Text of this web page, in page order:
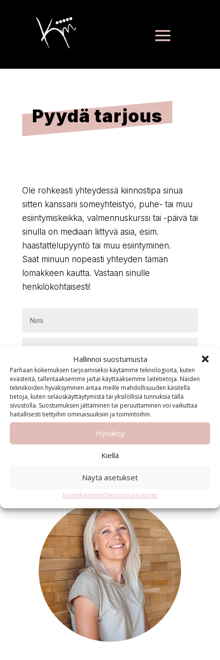
Hallinnoi suostumusta
Parhaan kokemuksen tarjoamiseksi käytämme teknologioita, kuten
evästeitä, tallentaaksemme ja/tai käyttääksemme laitetietoja. Näiden
tekniikoiden hyväksyminen antaa meille mahdollisuuden käsitellä
tietoja, kuten selauskäyttäytymistä tai yksilöllisiä tunnuksia tällä
sivustolla. Suostumuksen jättäminen tai peruuttaminen voi vaikuttaa
haitallisesti tiettyihin ominaisuuksiin ja toimintoihin.
Hyväksy
Kiellä
Näytä asetukset
EvästekäytäntöTietosuojalausunto
Pyydä tarjous
Ole rohkeasti yhteydessä kiinnostipa sinua
sitten kanssani someyhteistyö, puhe- tai muu
esiintymiskeikka, valmennuskurssi tai -päivä tai
sinulla on mediaan liittyvä asia, esim.
haastattelupyyntö tai muu esiintyminen.
Saat minuun nopeasti yhteyden tämän
lomakkeen kautta. Vastaan sinulle
henkilökohtaisesti!